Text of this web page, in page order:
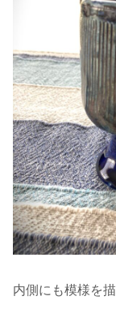
内側にも模様を描